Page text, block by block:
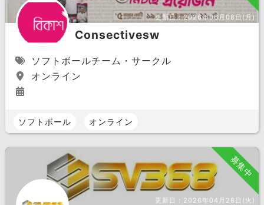
更新日：2026年06月08日(月)
Consectivesw
ソフトボールチーム・サークル
オンライン
ソフトボール オンライン
募集中
更新日： 2026年04月28日(火)